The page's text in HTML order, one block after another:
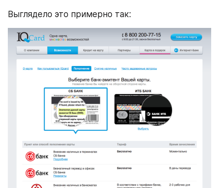
Выглядело это примерно так: